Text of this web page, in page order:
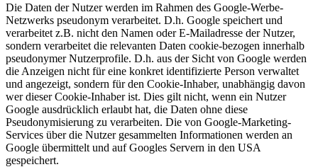
Die Daten der Nutzer werden im Rahmen des Google-Werbe-
Netzwerks pseudonym verarbeitet. D.h. Google speichert und
verarbeitet z.B. nicht den Namen oder E-Mailadresse der Nutzer,
sondern verarbeitet die relevanten Daten cookie-bezogen innerhalb
pseudonymer Nutzerprofile. D.h. aus der Sicht von Google werden
die Anzeigen nicht für eine konkret identifizierte Person verwaltet
und angezeigt, sondern für den Cookie-Inhaber, unabhängig davon
wer dieser Cookie-Inhaber ist. Dies gilt nicht, wenn ein Nutzer
Google ausdrücklich erlaubt hat, die Daten ohne diese
Pseudonymisierung zu verarbeiten. Die von Google-Marketing-
Services über die Nutzer gesammelten Informationen werden an
Google übermittelt und auf Googles Servern in den USA
gespeichert.